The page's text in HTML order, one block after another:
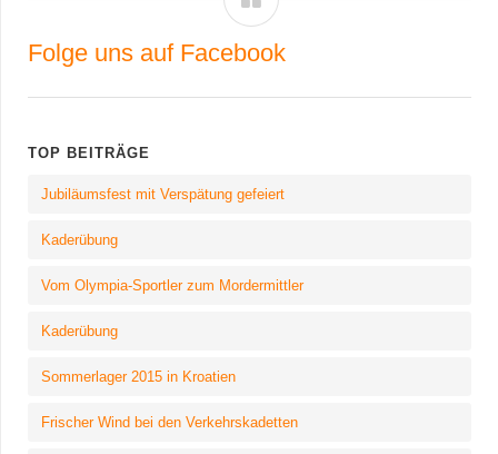
Folge uns auf Facebook
TOP BEITRÄGE
Jubiläumsfest mit Verspätung gefeiert
Kaderübung
Vom Olympia-Sportler zum Mordermittler
Kaderübung
Sommerlager 2015 in Kroatien
Frischer Wind bei den Verkehrskadetten